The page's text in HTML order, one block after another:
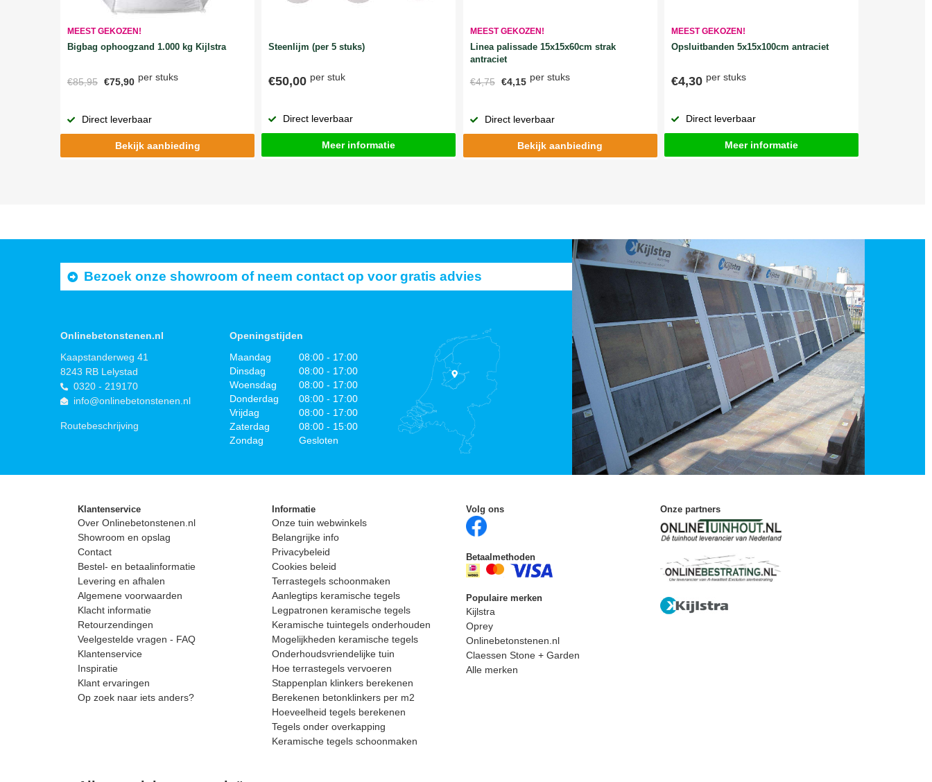
MEEST GEKOZEN!
Bigbag ophoogzand 1.000 kg Kijlstra
€85,95 €75,90 per stuks
Direct leverbaar
Bekijk aanbieding
Steenlijm (per 5 stuks)
€50,00 per stuk
Direct leverbaar
Meer informatie
MEEST GEKOZEN!
Linea palissade 15x15x60cm strak
antraciet
€4,75 €4,15 per stuks
Direct leverbaar
Bekijk aanbieding
MEEST GEKOZEN!
Opsluitbanden 5x15x100cm antraciet
€4,30 per stuks
Direct leverbaar
Meer informatie
Bezoek onze showroom of neem contact op voor gratis advies
Onlinebetonstenen.nl
Kaapstanderweg 41
8243 RB Lelystad
0320 - 219170
info@onlinebetonstenen.nl
Routebeschrijving
Openingstijden
Maandag
08:00 - 17:00
Dinsdag
08:00 - 17:00
Woensdag
08:00 - 17:00
Donderdag
08:00 - 17:00
Vrijdag
08:00 - 17:00
Zaterdag
08:00 - 15:00
Zondag
Gesloten
Klantenservice
Over Onlinebetonstenen.nl
Showroom en opslag
Contact
Bestel- en betaalinformatie
Levering en afhalen
Algemene voorwaarden
Klacht informatie
Retourzendingen
Veelgestelde vragen - FAQ
Klantenservice
Inspiratie
Klant ervaringen
Op zoek naar iets anders?
Informatie
Onze tuin webwinkels
Belangrijke info
Privacybeleid
Cookies beleid
Terrastegels schoonmaken
Aanlegtips keramische tegels
Legpatronen keramische tegels
Keramische tuintegels onderhouden
Mogelijkheden keramische tegels
Onderhoudsvriendelijke tuin
Hoe terrastegels vervoeren
Stappenplan klinkers berekenen
Berekenen betonklinkers per m2
Hoeveelheid tegels berekenen
Tegels onder overkapping
Keramische tegels schoonmaken
Volg ons
Betaalmethoden
Populaire merken
Kijlstra
Oprey
Onlinebetonstenen.nl
Claessen Stone + Garden
Alle merken
Onze partners